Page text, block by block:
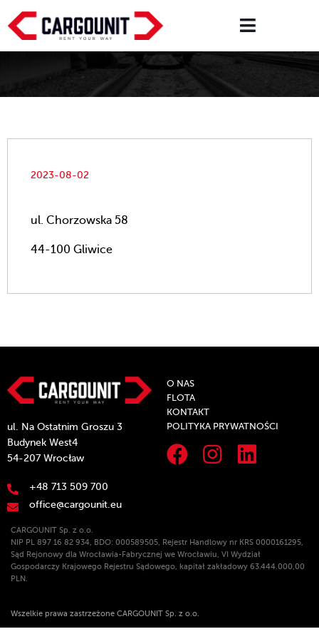
2023-08-02
ul. Chorzowska 58
44-100 Gliwice
ul. Na Ostatnim Groszu 3
Budynek West4
54-207 Wrocław
+48 713 509 700
office@cargounit.eu
O NAS
FLOTA
KONTAKT
POLITYKA PRYWATNOŚCI
CARGOUNIT Sp. z o.o.
NIP PL 897 16 82 934, BDO: 000589505, Rejestr Handlowy nr KRS 0000161295,
Sąd Rejonowy dla Wrocławia-Fabrycznej we Wrocławiu, VI Wydział
Gospodarczy Krajowego Rejestru Sądowego, kapitał zakładowy 63.444.000,00
PLN.
Wszelkie prawa zastrzeżone CARGOUNIT Sp. z o.o.